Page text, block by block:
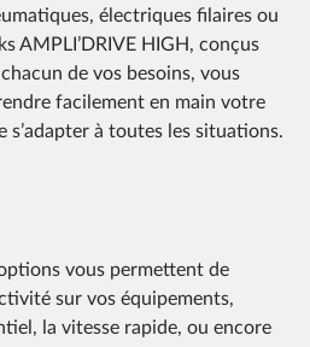
électriques filaires ou
AMPLI’DRIVE HIGH, conçus
de vos besoins, vous
facilement en main votre
s’adapter à toutes les situations.
vous permettent de
sur vos équipements,
la vitesse rapide, ou encore